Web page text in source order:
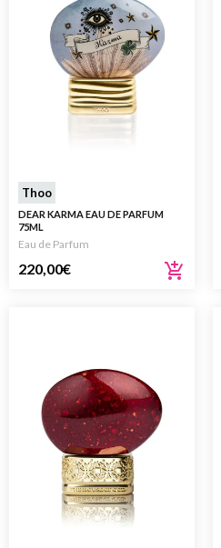
Thoo
DEAR KARMA EAU DE PARFUM
75ML
Eau de Parfum
220,00€